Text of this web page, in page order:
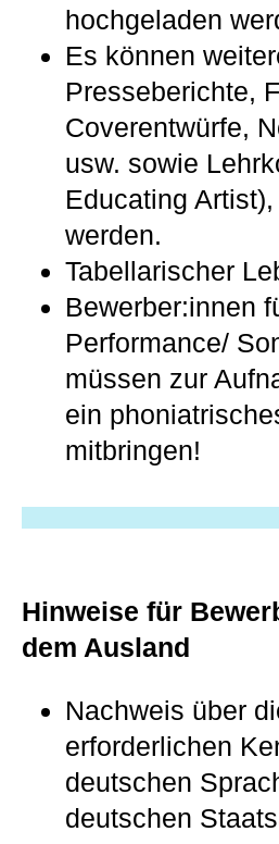
hochgeladen
Es können
Presseberichte,
Coverentwürfe,
usw. sowie
Educating
werden.
Tabellarischer
Bewerber:innen
Performance/
müssen zur
ein
mitbringen!
Hinweise für
dem Ausland
Nachweis über
erforderlichen
deutschen
deutschen